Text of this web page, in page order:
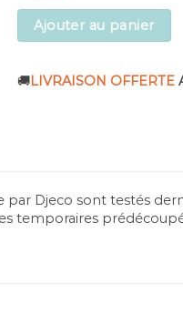
Ajouter au panier
🚚LIVRAISON OFFERTE
par Djeco sont testés
temporaires